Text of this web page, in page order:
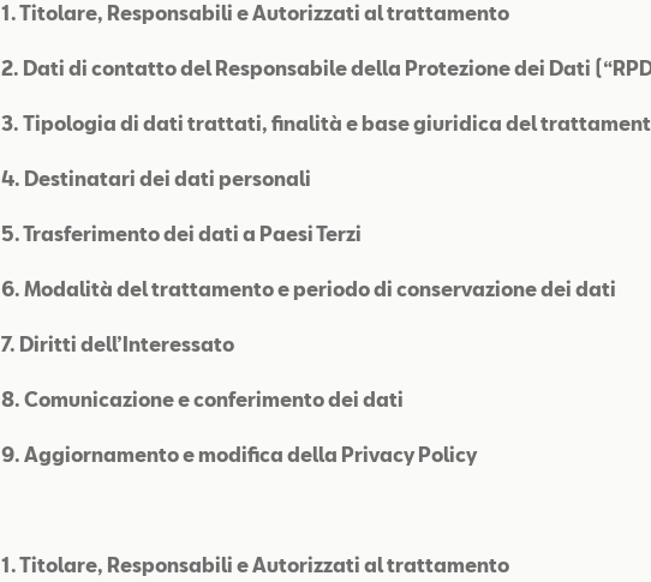
1. Titolare, Responsabili e Autorizzati al trattamento
2. Dati di contatto del Responsabile della Protezione dei Dati
3. Tipologia di dati trattati, finalità e base giuridica del
4. Destinatari dei dati personali
5. Trasferimento dei dati a Paesi Terzi
6. Modalità del trattamento e periodo di conservazione dei dati
7. Diritti dell’Interessato
8. Comunicazione e conferimento dei dati
9. Aggiornamento e modifica della Privacy Policy
1. Titolare, Responsabili e Autorizzati al trattamento